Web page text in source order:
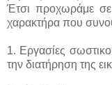
Έτσι προχωράμε σε
χαρακτήρα που
1. Εργασίες
την διατήρηση της